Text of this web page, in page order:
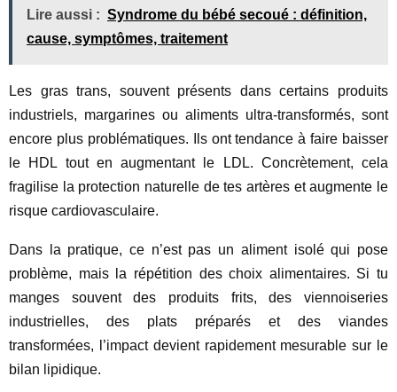
Lire aussi : Syndrome du bébé secoué : définition,
cause, symptômes, traitement
Les gras trans, souvent présents dans certains produits
industriels, margarines ou aliments ultra-transformés, sont
encore plus problématiques. Ils ont tendance à faire baisser
le HDL tout en augmentant le LDL. Concrètement, cela
fragilise la protection naturelle de tes artères et augmente le
risque cardiovasculaire.
Dans la pratique, ce n’est pas un aliment isolé qui pose
problème, mais la répétition des choix alimentaires. Si tu
manges souvent des produits frits, des viennoiseries
industrielles, des plats préparés et des viandes
transformées, l’impact devient rapidement mesurable sur le
bilan lipidique.